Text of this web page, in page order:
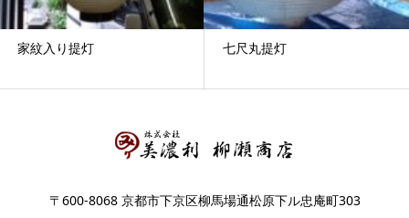
家紋入り提灯 七尺丸提灯
〒600-8068 京都市下京区柳馬場通松原下ル忠庵町303